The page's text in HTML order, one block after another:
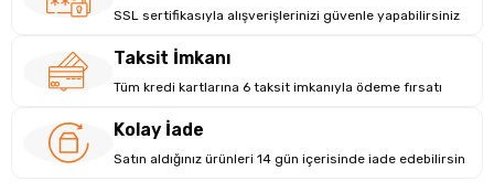
SSL sertifikasıyla alışverişlerinizi güvenle yapabilirsiniz
Taksit İmkanı
Tüm kredi kartlarına 6 taksit imkanıyla ödeme fırsatı
Kolay İade
Satın aldığınız ürünleri 14 gün içerisinde iade edebilirsin